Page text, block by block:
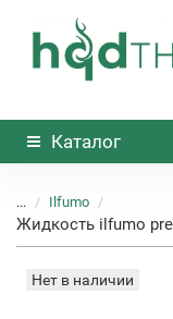
Каталог
... Ilfumo
Жидкость ilfumo
Нет в наличии